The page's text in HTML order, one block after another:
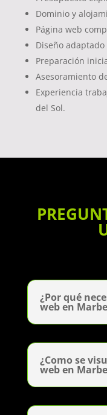
Dominio y
Página web
Diseño adaptado
Preparación
Asesoramiento
Experiencia
del Sol.
¿Por qué
web en
¿Como se
web en